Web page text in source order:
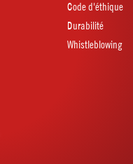
Code d'éthique
Durabilité
Whistleblowing